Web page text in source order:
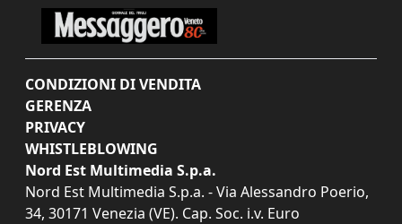
CONDIZIONI DI VENDITA
GERENZA
PRIVACY
WHISTLEBLOWING
Nord Est Multimedia S.p.a.
Nord Est Multimedia S.p.a. - Via Alessandro Poerio,
34, 30171 Venezia (VE). Cap. Soc. i.v. Euro